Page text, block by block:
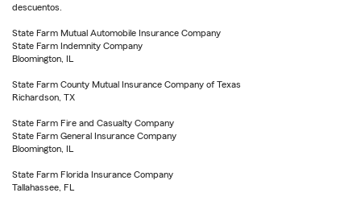
descuentos.
State Farm Mutual Automobile Insurance Company
State Farm Indemnity Company
Bloomington, IL
State Farm County Mutual Insurance Company of Texas
Richardson, TX
State Farm Fire and Casualty Company
State Farm General Insurance Company
Bloomington, IL
State Farm Florida Insurance Company
Tallahassee, FL